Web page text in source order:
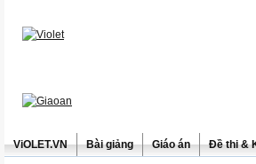
ViOLET.VN Bài giảng Giáo án Đề thi &